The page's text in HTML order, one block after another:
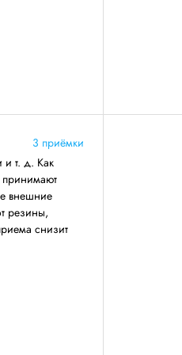
3 приёмки
и т. д. Как
принимают
внешние
резины,
снизит